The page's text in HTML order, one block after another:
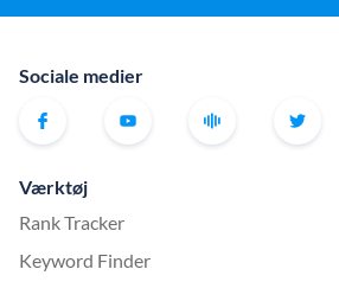
Sociale medier
Værktøj
Rank Tracker
Keyword Finder